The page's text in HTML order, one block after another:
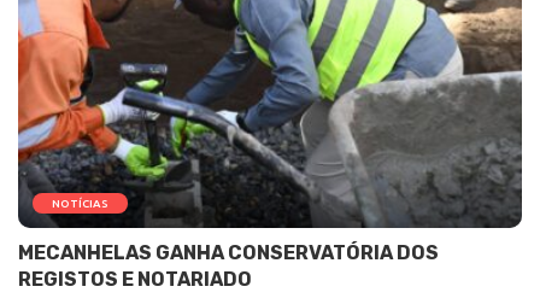
NOTÍCIAS
MECANHELAS GANHA CONSERVATÓRIA DOS
REGISTOS E NOTARIADO